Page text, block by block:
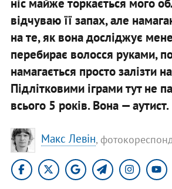
відчуваю її запах, але
на те, як вона досліджує
перебирає волосся руками,
намагається просто залізти
Підлітковими іграми тут не
всього 5 років. Вона — аутист.
​Макс Левін,